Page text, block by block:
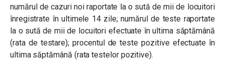
numărul de cazuri noi raportate la o sută de mii de locuitori
înregistrate în ultimele 14 zile; numărul de teste raportate
la o sută de mii de locuitori efectuate în ultima săptămână
(rata de testare); procentul de teste pozitive efectuate în
ultima săptămână (rata testelor pozitive).